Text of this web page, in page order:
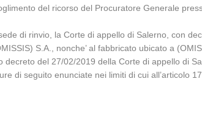
del ricorso del Procuratore Generale
di rinvio, la Corte di appello di Salerno, con
S.A., nonche’ al fabbricato ubicato a
decreto del 27/02/2019 della Corte di appello di
di seguito enunciate nei limiti di cui all’articolo